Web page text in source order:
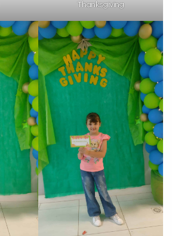
Thanksgiving